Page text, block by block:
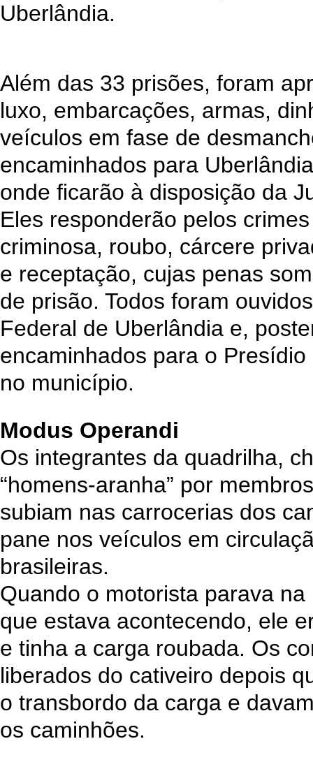
Uberlândia.
Além das 33 prisões, foram
luxo, embarcações, armas,
veículos em fase de
encaminhados para
onde ficarão à disposição da
Eles responderão pelos
criminosa, roubo, cárcere
e receptação, cujas penas
de prisão. Todos foram
Federal de Uberlândia e,
encaminhados para o
no município.
Modus Operandi
Os integrantes da quadrilha,
“homens-aranha” por
subiam nas carrocerias dos
pane nos veículos em
brasileiras.
Quando o motorista parava
que estava acontecendo, ele
e tinha a carga roubada. Os
liberados do cativeiro depois
o transbordo da carga e
os caminhões.